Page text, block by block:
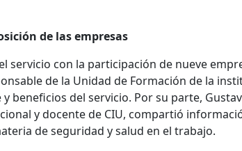
de las empresas
servicio con la participación de nueve
de la Unidad de Formación de la
beneficios del servicio. Por su parte,
y docente de CIU, compartió
de seguridad y salud en el trabajo.